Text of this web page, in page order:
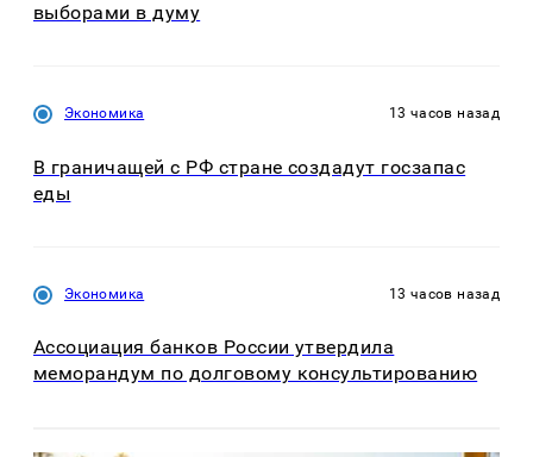
выборами в думу
Экономика 13 часов назад
В граничащей с РФ стране создадут госзапас
еды
Экономика 13 часов назад
Ассоциация банков России утвердила
меморандум по долговому консультированию